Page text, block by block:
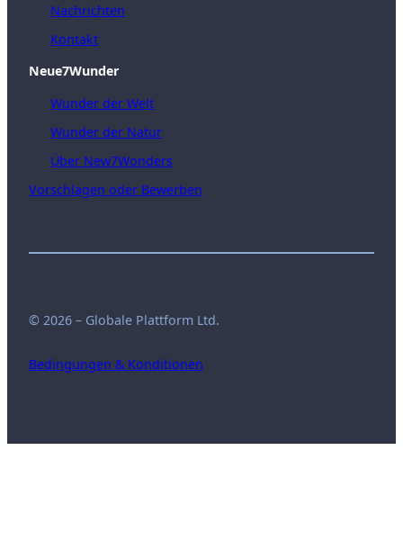
Nachrichten
Kontakt
Neue7Wunder
Wunder der Welt
Wunder der Natur
Über New7Wonders
Vorschlagen oder Bewerben
© 2026 – Globale Plattform Ltd.
Bedingungen & Konditionen